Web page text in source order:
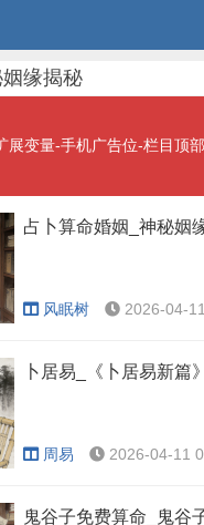
缘揭秘
展变量-手机广告位-栏目顶
占卜算命婚姻_神秘姻
风眠树 2026-04-
卜居易_《卜居易新篇》
周易 2026-04-11
鬼谷子免费算命_鬼谷